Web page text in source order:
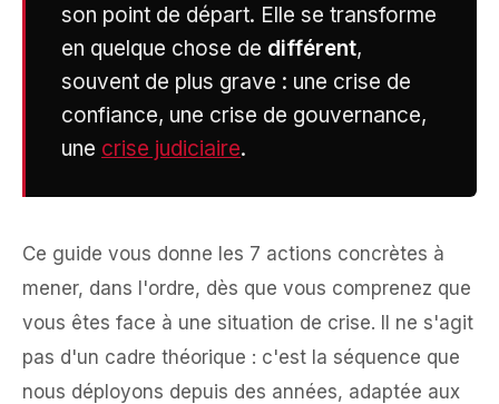
son point de départ. Elle se transforme
en quelque chose de différent,
souvent de plus grave : une crise de
confiance, une crise de gouvernance,
une crise judiciaire.
Ce guide vous donne les 7 actions concrètes à
mener, dans l'ordre, dès que vous comprenez que
vous êtes face à une situation de crise. Il ne s'agit
pas d'un cadre théorique : c'est la séquence que
nous déployons depuis des années, adaptée aux